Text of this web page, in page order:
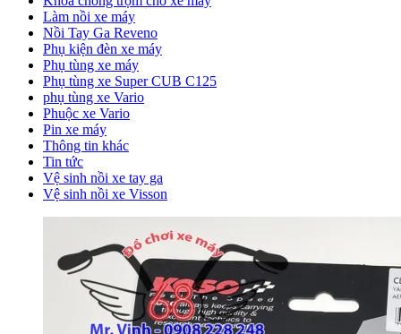
Làm nồi xe máy
Nồi Tay Ga Reveno
Phụ kiện đèn xe máy
Phụ tùng xe máy
Phụ tùng xe Super CUB C125
phụ tùng xe Vario
Phuộc xe Vario
Pin xe máy
Thông tin khác
Tin tức
Vệ sinh nồi xe tay ga
Vệ sinh nồi xe Visson